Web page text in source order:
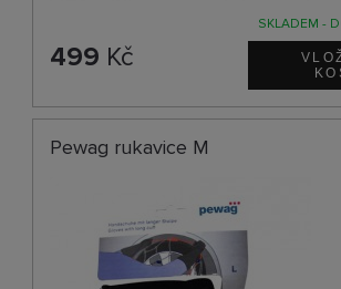
SKLADEM -
499 Kč
Pewag rukavice M